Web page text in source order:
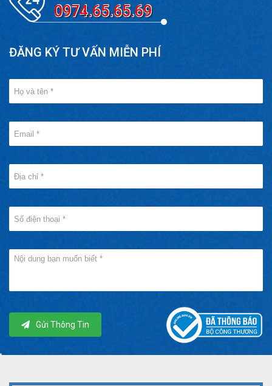
0974.65.65.69
ĐĂNG KÝ TƯ VẤN MIỄN PHÍ
Gửi Thông Tin